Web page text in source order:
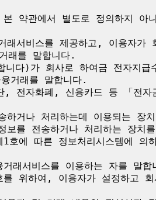
관에서 별도로 정의하지 아니
서비스를 제공하고, 이용자가
래를 말합니다.
)가 회사로 하여금 전자지급
거래를 말합니다.
전자화폐, 신용카드 등 「전자
거나 처리하는데 이용되는 장
를 전송하거나 처리하는 장치
에 따른 정보처리시스템에 의
래서비스를 이용하는 자를 말합
위하여, 이용자가 설정하고